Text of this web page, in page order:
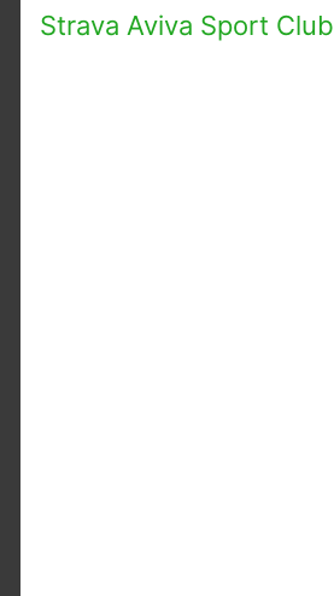
Strava Aviva Sport Club